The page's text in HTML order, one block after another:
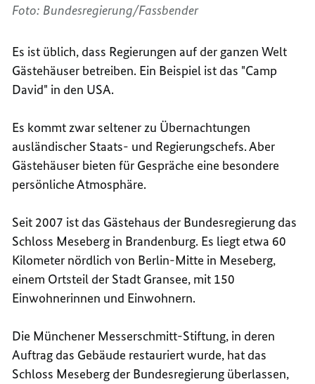
Foto: Bundesregierung/Fassbender
Es ist üblich, dass Regierungen auf der ganzen Welt
Gästehäuser betreiben. Ein Beispiel ist das "Camp
David" in den USA.
Es kommt zwar seltener zu Übernachtungen
ausländischer Staats- und Regierungschefs. Aber
Gästehäuser bieten für Gespräche eine besondere
persönliche Atmosphäre.
Seit 2007 ist das Gästehaus der Bundesregierung das
Schloss Meseberg in Brandenburg. Es liegt etwa 60
Kilometer nördlich von Berlin-Mitte in Meseberg,
einem Ortsteil der Stadt Gransee, mit 150
Einwohnerinnen und Einwohnern.
Die Münchener Messerschmitt-Stiftung, in deren
Auftrag das Gebäude restauriert wurde, hat das
Schloss Meseberg der Bundesregierung überlassen,